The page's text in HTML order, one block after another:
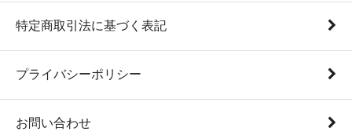
特定商取引法に基づく表記
プライバシーポリシー
お問い合わせ